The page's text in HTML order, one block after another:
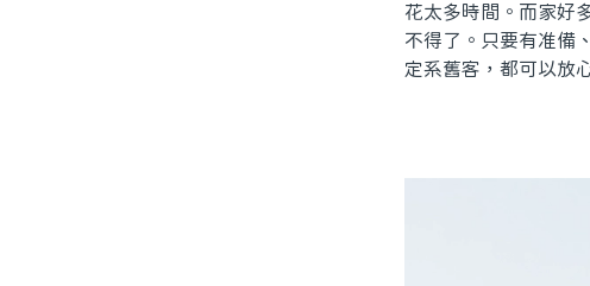
花太多時間。而家好
不得了。只要有准備
定系舊客，都可以放